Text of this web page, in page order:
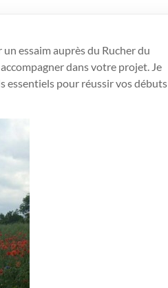
un essaim auprès du Rucher du
dans votre projet. Je
essentiels pour réussir vos débuts